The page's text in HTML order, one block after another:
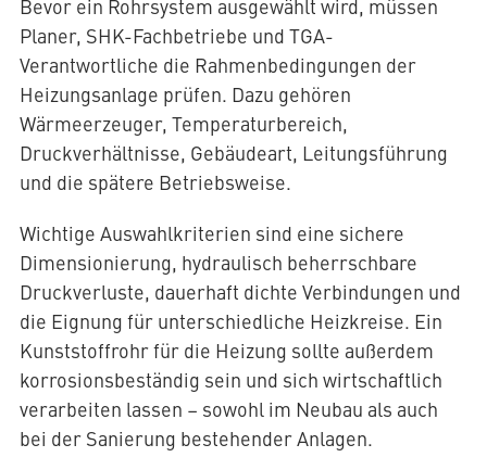
Bevor ein Rohrsystem ausgewählt wird, müssen
Planer, SHK-Fachbetriebe und TGA-
Verantwortliche die Rahmenbedingungen der
Heizungsanlage prüfen. Dazu gehören
Wärmeerzeuger, Temperaturbereich,
Druckverhältnisse, Gebäudeart, Leitungsführung
und die spätere Betriebsweise.
Wichtige Auswahlkriterien sind eine sichere
Dimensionierung, hydraulisch beherrschbare
Druckverluste, dauerhaft dichte Verbindungen und
die Eignung für unterschiedliche Heizkreise. Ein
Kunststoffrohr für die Heizung sollte außerdem
korrosionsbeständig sein und sich wirtschaftlich
verarbeiten lassen – sowohl im Neubau als auch
bei der Sanierung bestehender Anlagen.